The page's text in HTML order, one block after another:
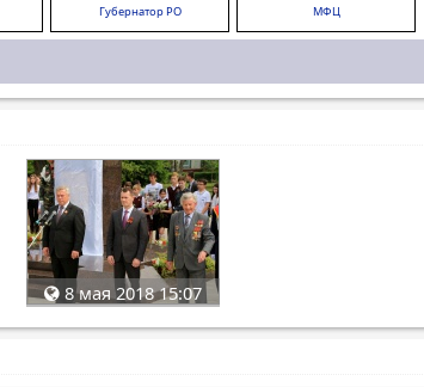
Губернатор РО МФЦ
8 мая 2018 15:07